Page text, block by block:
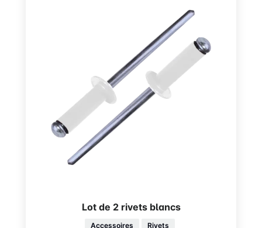
Lot de 2 rivets blancs
Accessoires Rivets